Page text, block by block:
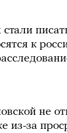
к
не
из-за